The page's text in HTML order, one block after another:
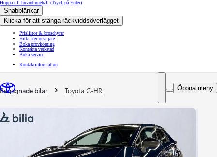
Hoppa till huvudinnehåll (Tryck på Enter)
Snabblänkar
Klicka för att stänga räckviddsöverlägget
Prislistor & broschyrer
Hitta återförsäljare
Boka provkörning
Kontakta verkstad
Boka service
Kontaktinformation
Öppna meny
You are here
Begagnade bilar Toyota C-HR